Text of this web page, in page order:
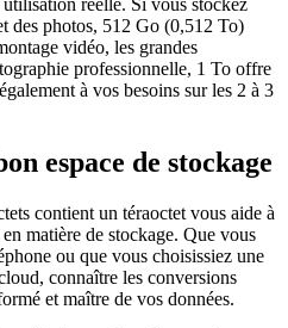
réelle. Si vous stockez
des photos, 512 Go (0,512 To)
vidéo, les grandes
professionnelle, 1 To offre
à vos besoins sur les 2 à 3
espace de stockage
contient un téraoctet vous aide à
matière de stockage. Que vous
ou que vous choisissiez une
connaître les conversions
et maître de vos données.